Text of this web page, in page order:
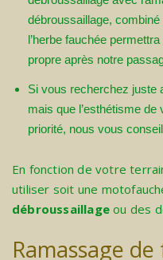
débroussaillage, combiné
l’herbe fauchée
propre après notre
Si vous recherchez juste
mais que l’esthétisme de
priorité, nous vous
En fonction de votre
utiliser soit une
débroussaillage ou des
Ramassage